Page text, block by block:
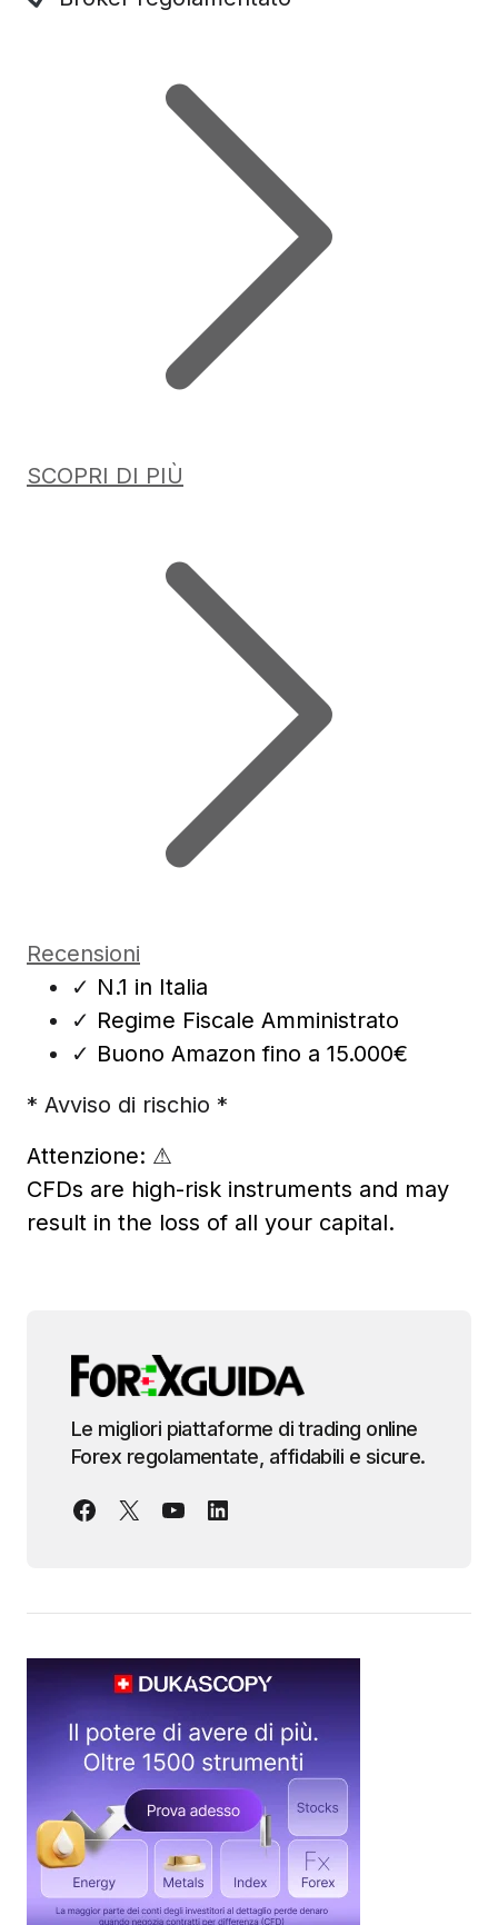
SCOPRI DI PIÙ
Recensioni
✓ N.1 in Italia
✓ Regime Fiscale Amministrato
✓ Buono Amazon fino a 15.000€
* Avviso di rischio *
Attenzione: ⚠
CFDs are high-risk instruments and may
result in the loss of all your capital.
Le migliori piattaforme di trading online
Forex regolamentate, affidabili e sicure.